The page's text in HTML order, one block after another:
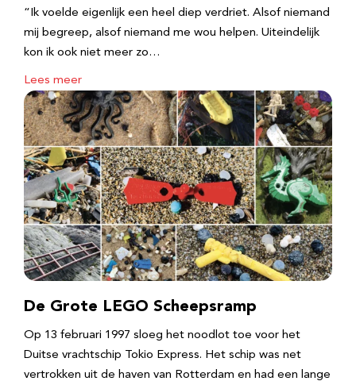
“Ik voelde eigenlijk een heel diep verdriet. Alsof niemand
mij begreep, alsof niemand me wou helpen. Uiteindelijk
kon ik ook niet meer zo…
Lees meer
De Grote LEGO Scheepsramp
Op 13 februari 1997 sloeg het noodlot toe voor het
Duitse vrachtschip Tokio Express. Het schip was net
vertrokken uit de haven van Rotterdam en had een lange